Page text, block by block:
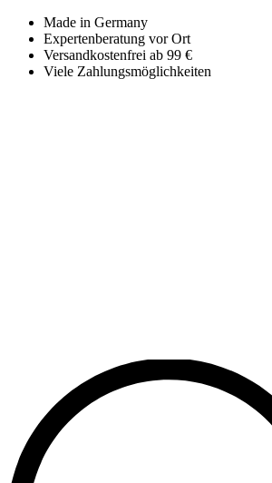
Made in Germany
Expertenberatung vor Ort
Versandkostenfrei ab 99 €
Viele Zahlungsmöglichkeiten